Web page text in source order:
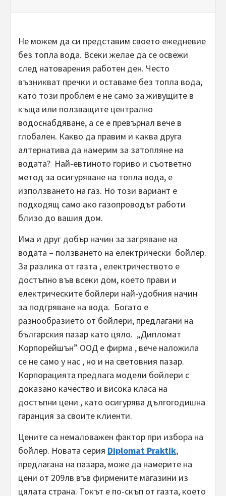
Не можем да си представим своето ежедневие
без топла вода. Всеки желае да се освежи
след натоварения работен ден. Често
възникват пречки и оставаме без топла вода,
като този проблем е не само за живущите в
къща или ползващите централно
водоснабдяване, а се е превърнал вече в
глобален. Какво да правим и каква друга
алтернатива да намерим за затопляне на
водата? Най-евтиното гориво и съответно
метод за осигуряване на топла вода, е
използването на газ. Но този вариант е
подходящ само ако газопроводът работи
близо до вашия дом.
Има и друг добър начин за загряване на
водата – ползването на електрически бойлер.
За разлика от газта , електричеството е
достъпно във всеки дом, което прави и
електрическите бойлери най-удобния начин
за подгряване на вода. Богато е
разнообразието от бойлери, предлагани на
българския пазар като цяло. „Дипломат
Корпорейшън” ООД е фирма , вече наложила
се не само у нас , но и на световния пазар.
Корпорацията предлага модели бойлери с
доказано качество и висока класа на
достъпни цени , като осигурява дългогодишна
гаранция за своите клиенти.
Цените са немаловажен фактор при избора на
бойлер. Новата серия Diplomat Praktik,
предлагана на пазара, може да намерите на
цени от 209лв във фирмените магазини из
цялата страна. Токът е по-скъп от газта, което